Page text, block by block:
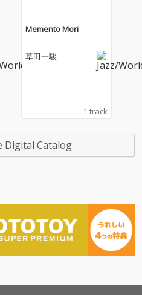
築いてきた彼の最新作
が、リボーンウッドよ
は、ベーシスト 宮地
遼、ドラマー 井口なつ
るピアノ、厚みのある
が織りなす、自由であ
味。 音楽が持つ喜びや
熱量が、リスナーの感
情を揺さぶるエネルギ
ーとなり、新たな音の
バルへの出演や、ジャ
Memento Mori
草田一駿
1 track
Digital Catalog